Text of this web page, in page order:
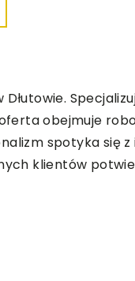
obejmuje
spotyka się
klientów